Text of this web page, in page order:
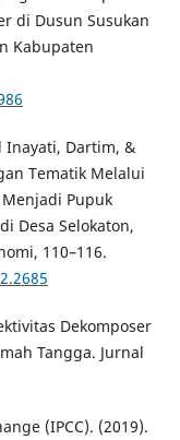
di Dusun Susukan
Kabupaten
Dartim, &
Tematik Melalui
Pupuk
Desa Selokaton,
110–116.
Dekomposer
Tangga. Jurnal
(IPCC). (2019).